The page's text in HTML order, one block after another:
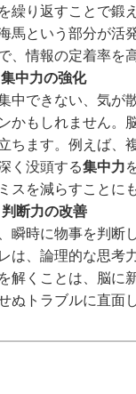
繰り返すことで鍛
馬という部分が活
、情報の定着率を
中力の強化
中できない、気が
かもしれません。
ちます。例えば、
く没頭する集中力
スを減らすことに
断力の改善
瞬時に物事を判断
は、論理的な思考
解くことは、脳に
ぬトラブルに直面